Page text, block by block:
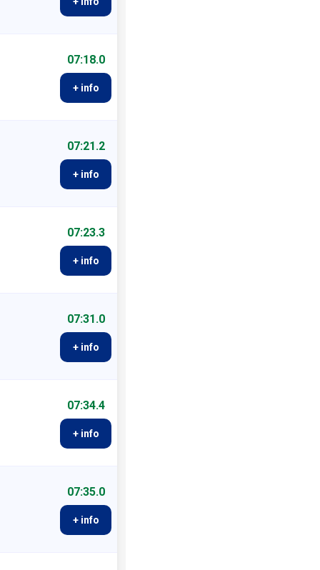
07:18.0
+ info
07:21.2
+ info
07:23.3
+ info
07:31.0
+ info
07:34.4
+ info
07:35.0
+ info